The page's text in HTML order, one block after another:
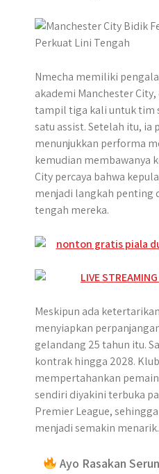
Nmecha memiliki
akademi Manchester
tampil tiga kali untuk tim
satu assist. Setelah itu, ia
menunjukkan performa
kemudian membawanya
City percaya bahwa
menjadi langkah penting
tengah mereka.
Meskipun ada
menyiapkan
gelandang 25 tahun itu.
kontrak hingga 2028.
mempertahankan
sendiri diyakini terbuka
Premier League,
menjadi semakin menarik.
Ayo Rasakan